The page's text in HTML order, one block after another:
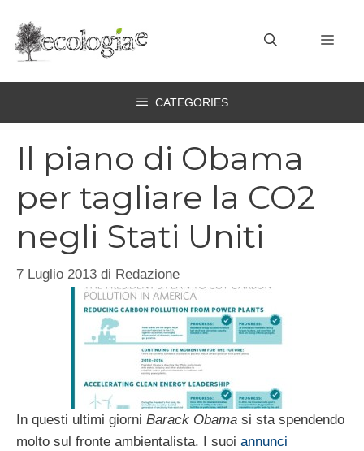
contenuto
CATEGORIES
Il piano di Obama
per tagliare la CO2
negli Stati Uniti
7 Luglio 2013 di Redazione
In questi ultimi giorni Barack Obama si sta spendendo
molto sul fronte ambientalista. I suoi annunci